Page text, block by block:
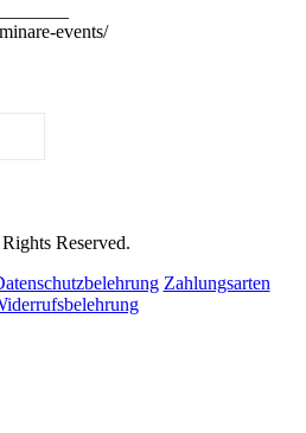
events/
Reserved.
Zahlungsarten